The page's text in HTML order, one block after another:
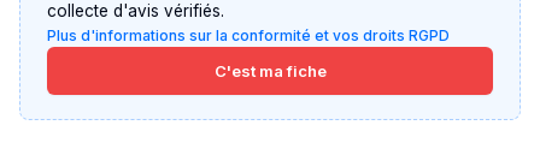
collecte d'avis vérifiés.
Plus d'informations sur la conformité et vos droits RGPD
C'est ma fiche